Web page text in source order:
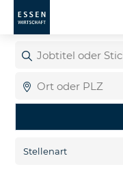
oder
Stichwort
Stellenart